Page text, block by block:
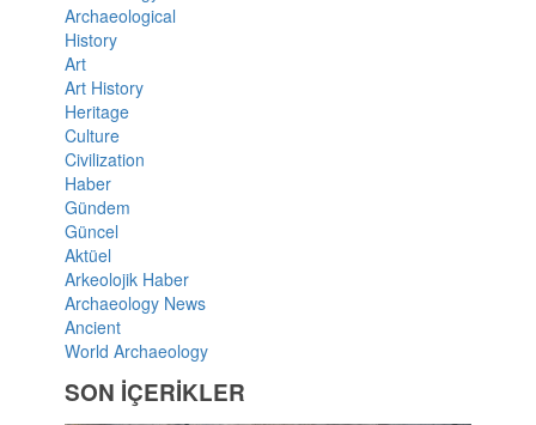
Archaeological
History
Art
Art History
Heritage
Culture
Civilization
Haber
Gündem
Güncel
Aktüel
Arkeolojik Haber
Archaeology News
Ancient
World Archaeology
SON İÇERİKLER